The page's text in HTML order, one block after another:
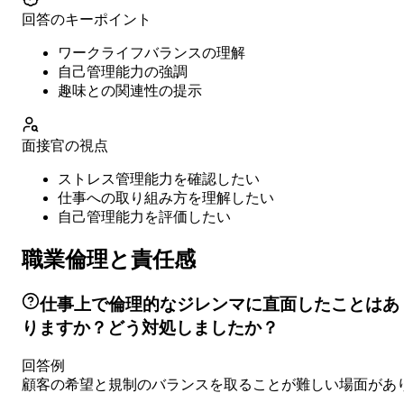
回答のキーポイント
ワークライフバランスの理解
自己管理能力の強調
趣味との関連性の提示
面接官の視点
ストレス管理能力を確認したい
仕事への取り組み方を理解したい
自己管理能力を評価したい
職業倫理と責任感
仕事上で倫理的なジレンマに直面したことはあ
りますか？どう対処しましたか？
回答例
顧客の希望と規制のバランスを取ることが難しい場面があ